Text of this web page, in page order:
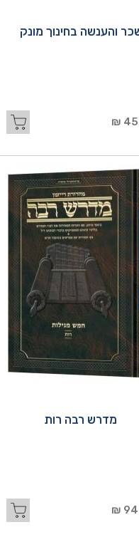
והענשה בחינוך מונק
מדרש רבה רות